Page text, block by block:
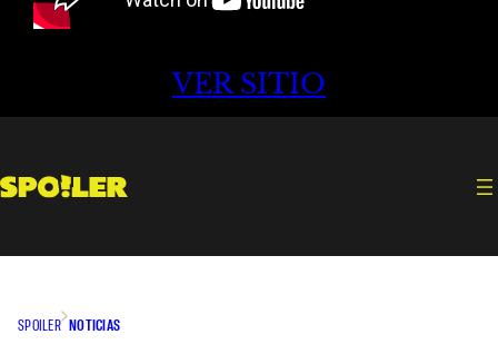
VER SITIO
SPOILER NOTICIAS